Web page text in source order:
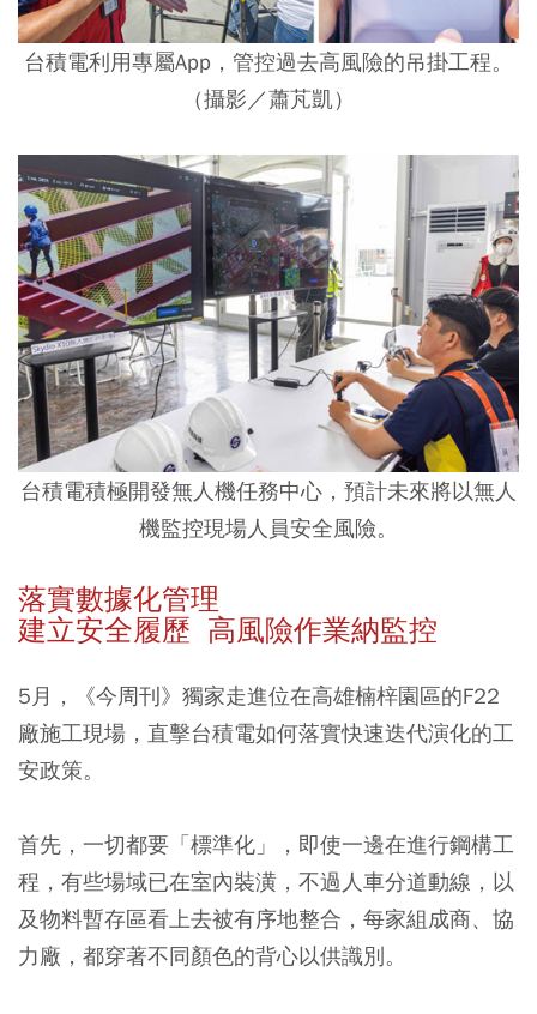
台積電利用專屬App，管控過去高風險的吊掛工程。
（攝影／蕭芃凱）
台積電積極開發無人機任務中心，預計未來將以無人
機監控現場人員安全風險。
落實數據化管理
建立安全履歷 高風險作業納監控
5月，《今周刊》獨家走進位在高雄楠梓園區的F22
廠施工現場，直擊台積電如何落實快速迭代演化的工
安政策。
首先，一切都要「標準化」，即使一邊在進行鋼構工
程，有些場域已在室內裝潢，不過人車分道動線，以
及物料暫存區看上去被有序地整合，每家組成商、協
力廠，都穿著不同顏色的背心以供識別。